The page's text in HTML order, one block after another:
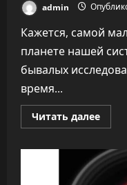
admin
Кажется, самой
планете нашей
бывалых
время...
Читать далее